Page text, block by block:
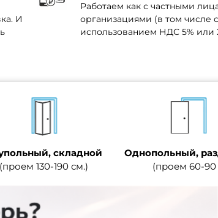
И
Работаем как с частными
организациями (в том числе с
использованием НДС 5% или
складной
(проем 130-190 см.)
Однопольный,
(проем 60-90